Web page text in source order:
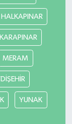
HALKAPINAR
KARAPINAR
MERAM
YUNAK